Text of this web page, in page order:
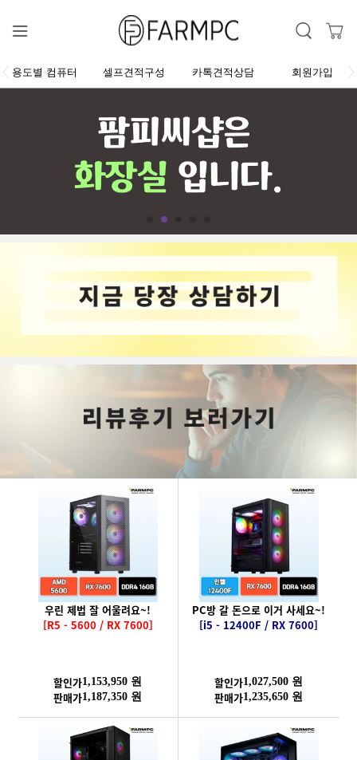
용도별 컴퓨터 셀프견적구성 카톡견적상담 회원가입
우린 제법 잘 어울려요~!
[R5 - 5600 / RX 7600]
할인가1,153,950 원
판매가1,187,350 원
PC방 갈 돈으로 이거 사세요~!
[i5 - 12400F / RX 7600]
할인가1,027,500 원
판매가1,235,650 원